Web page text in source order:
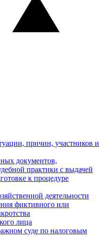
причин, участников и
документов,
практики с выдачей
к процедуре
деятельности
фиктивного или
лица
суде по налоговым